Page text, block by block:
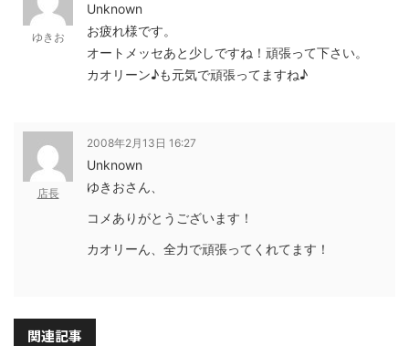
ゆきお
Unknown
お疲れ様です。
オートメッセあと少しですね！頑張って下さい。
カオリーン♪も元気で頑張ってますね♪
店長
2008年2月13日 16:27
Unknown
ゆきおさん、
コメありがとうございます！
カオリーん、全力で頑張ってくれてます！
関連記事